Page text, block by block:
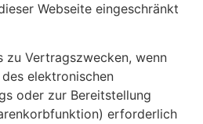
Webseite eingeschränkt
zu Vertragszwecken, wenn
elektronischen
oder zur Bereitstellung
erforderlich